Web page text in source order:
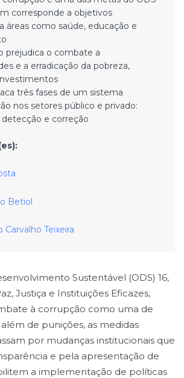
corresponde a objetivos
áreas como saúde, educação e
prejudica o combate a
e a erradicação da pobreza,
três fases de um sistema
nos setores público e privado:
e correção
Betiol
Carvalho Teixeira
Sustentável (ODS) 16,
Justiça e Instituições Eficazes,
à corrupção como uma de
de punições, as medidas
por mudanças institucionais que
e pela apresentação de
a implementação de políticas